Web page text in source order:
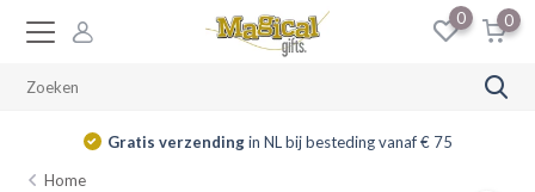
0 0
Gratis verzendingin NL bij besteding vanaf € 75
Home